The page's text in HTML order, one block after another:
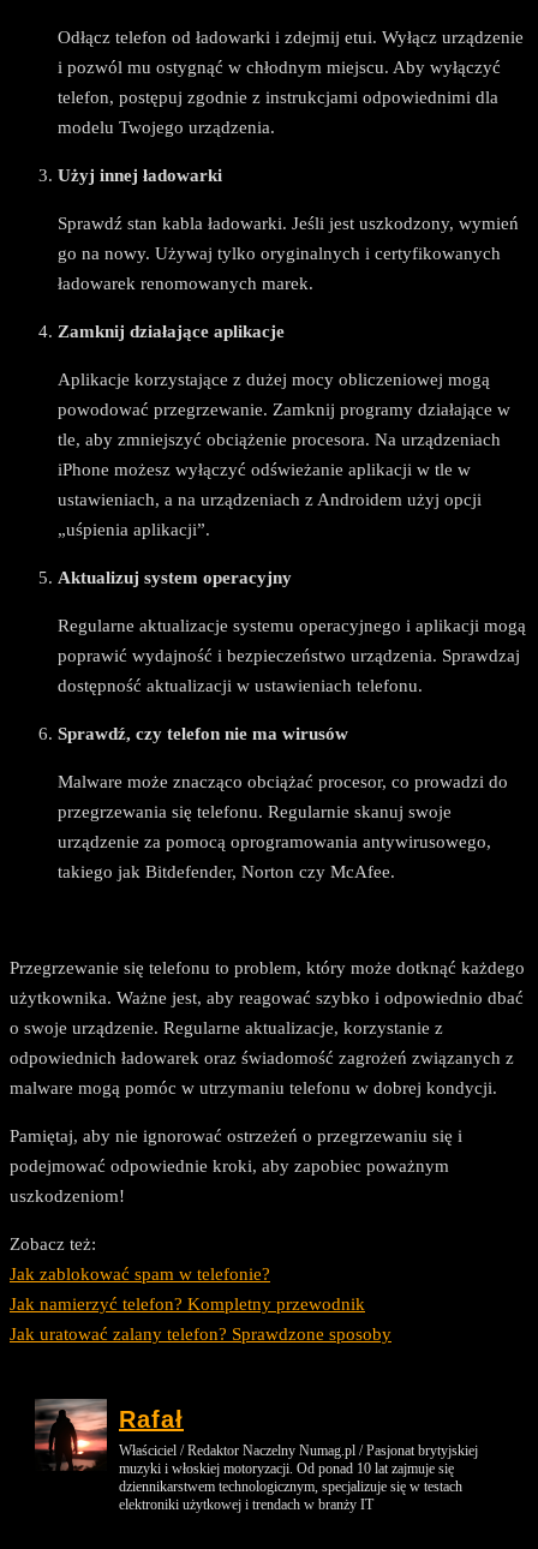
Odłącz telefon od ładowarki i zdejmij etui. Wyłącz urządzenie
i pozwól mu ostygnąć w chłodnym miejscu. Aby wyłączyć
telefon, postępuj zgodnie z instrukcjami odpowiednimi dla
modelu Twojego urządzenia.
Użyj innej ładowarki
Sprawdź stan kabla ładowarki. Jeśli jest uszkodzony, wymień
go na nowy. Używaj tylko oryginalnych i certyfikowanych
ładowarek renomowanych marek.
Zamknij działające aplikacje
Aplikacje korzystające z dużej mocy obliczeniowej mogą
powodować przegrzewanie. Zamknij programy działające w
tle, aby zmniejszyć obciążenie procesora. Na urządzeniach
iPhone możesz wyłączyć odświeżanie aplikacji w tle w
ustawieniach, a na urządzeniach z Androidem użyj opcji
„uśpienia aplikacji”.
Aktualizuj system operacyjny
Regularne aktualizacje systemu operacyjnego i aplikacji mogą
poprawić wydajność i bezpieczeństwo urządzenia. Sprawdzaj
dostępność aktualizacji w ustawieniach telefonu.
Sprawdź, czy telefon nie ma wirusów
Malware może znacząco obciążać procesor, co prowadzi do
przegrzewania się telefonu. Regularnie skanuj swoje
urządzenie za pomocą oprogramowania antywirusowego,
takiego jak Bitdefender, Norton czy McAfee.
Przegrzewanie się telefonu to problem, który może dotknąć każdego
użytkownika. Ważne jest, aby reagować szybko i odpowiednio dbać
o swoje urządzenie. Regularne aktualizacje, korzystanie z
odpowiednich ładowarek oraz świadomość zagrożeń związanych z
malware mogą pomóc w utrzymaniu telefonu w dobrej kondycji.
Pamiętaj, aby nie ignorować ostrzeżeń o przegrzewaniu się i
podejmować odpowiednie kroki, aby zapobiec poważnym
uszkodzeniom!
Zobacz też:
Jak zablokować spam w telefonie?
Jak namierzyć telefon? Kompletny przewodnik
Jak uratować zalany telefon? Sprawdzone sposoby
Rafał
Właściciel / Redaktor Naczelny Numag.pl / Pasjonat brytyjskiej
muzyki i włoskiej motoryzacji. Od ponad 10 lat zajmuje się
dziennikarstwem technologicznym, specjalizuje się w testach
elektroniki użytkowej i trendach w branży IT